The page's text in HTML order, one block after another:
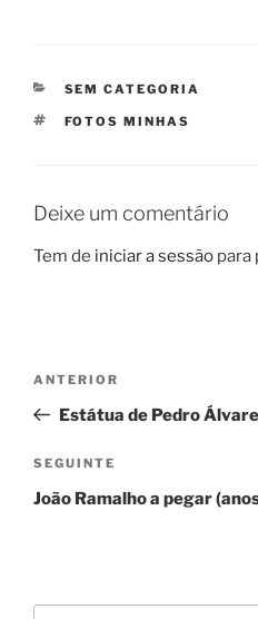
CATEGORIAS
SEM CATEGORIA
ETIQUETAS
FOTOS MINHAS
Deixe um comentário
Tem de iniciar a sessão para
artigos
Conteúdo
anterior
ANTERIOR
Estátua de Pedro
Conteúdo
seguinte
SEGUINTE
João Ramalho a pegar